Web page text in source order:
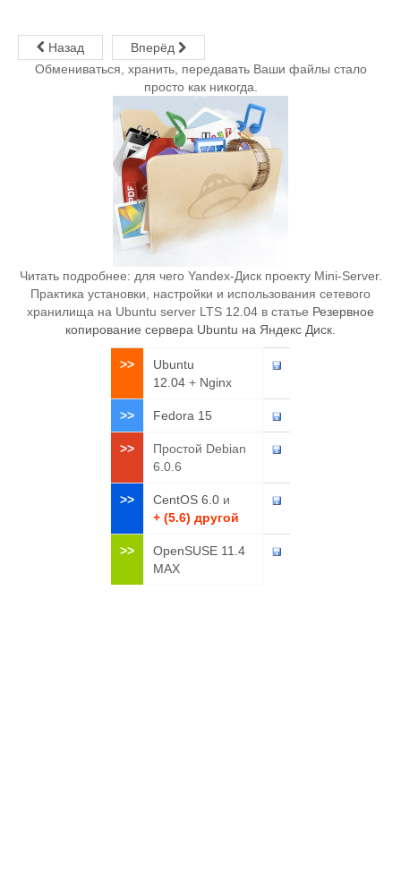
Назад
Вперёд
Обмениваться, хранить, передавать Ваши файлы стало
просто как никогда.
Читать подробнее: для чего Yandex-Диск проекту Mini-Server.
Практика установки, настройки и использования сетевого
хранилища на Ubuntu server LTS 12.04 в статье Резервное
копирование сервера Ubuntu на Яндекс Диск
>>
Ubuntu
12.04 + Nginx
>> Fedora 15
>>
Простой Debian
6.0.6
>> CentOS 6.0 и
+ (5.6) другой
>>
OpenSUSE 11.4
MAX